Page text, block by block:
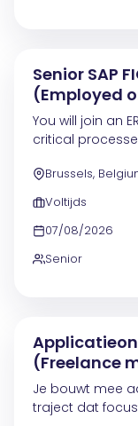
Senior SAP
(Employed
You will join an
critical
In this role, you
Brussels,
Voltijds
07/08/2026
Senior
(Freelance
Je bouwt mee
traject dat